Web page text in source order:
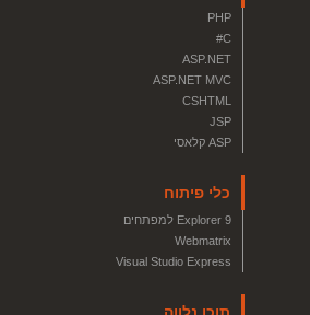
PHP
C#
ASP.NET
ASP.NET MVC
CSHTML
JSP
ASP קלאסי
כלי פיתוח
Explorer 9 למפתחים
Webmatrix
Visual Studio Express